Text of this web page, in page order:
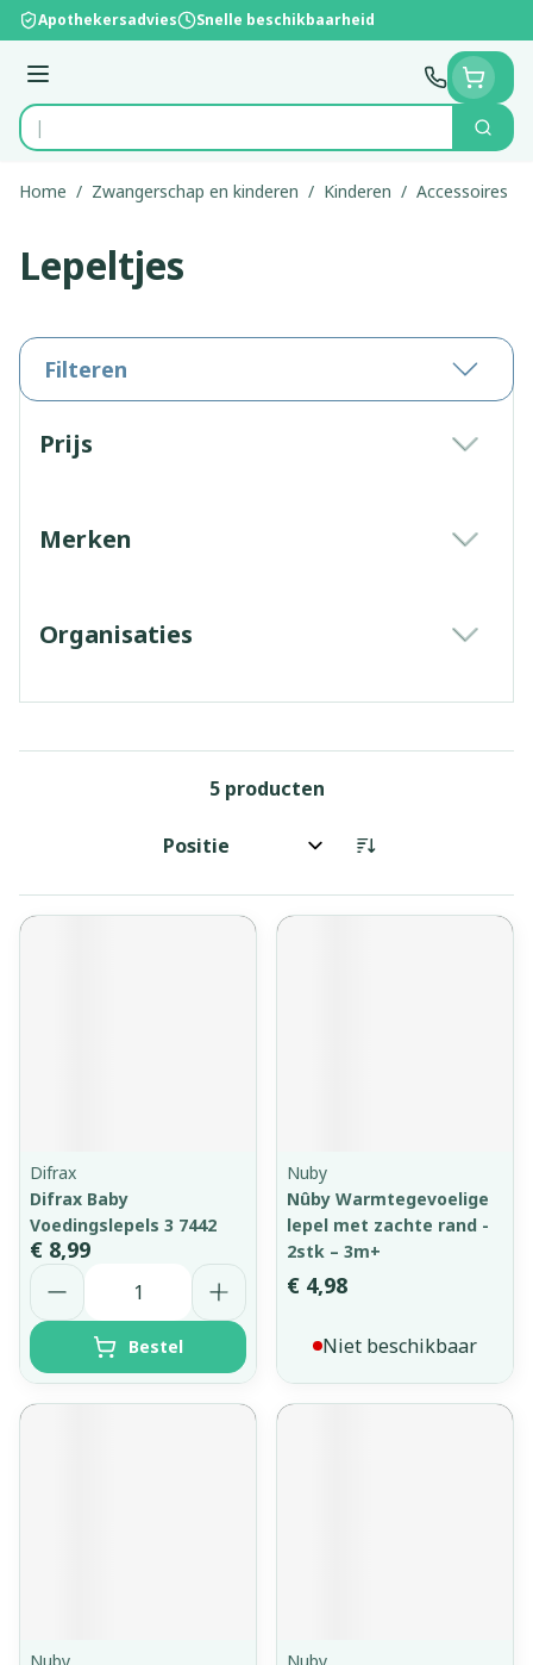
Ga naar de inhoud
Apothekersadvies Snelle beschikbaarheid
Menu
Product, merk, categorie...
Zoek
Home / Zwangerschap en kinderen / Kinderen / Accessoires
Lepeltjes
Filteren
Prijs
Merken
Organisaties
5producten
Sorteer op:
Difrax
Difrax Baby
Voedingslepels 3 7442
€ 8,99
Aantal
Bestel
Nuby
Nûby Warmtegevoelige
lepel met zachte rand -
2stk – 3m+
€ 4,98
Niet beschikbaar